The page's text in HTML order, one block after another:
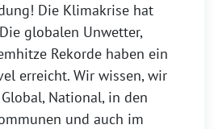
Die Klimakrise hat
globalen Unwetter,
Rekorde haben ein
erreicht. Wir wissen, wir
National, in den
und auch im